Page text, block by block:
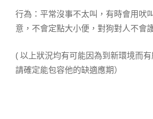
行為：平常沒事不太叫，有時會用吠
意，不會定點大小便，對狗對人不會
( 以上狀況均有可能因為到新環境而
請確定能包容他的缺適應期）